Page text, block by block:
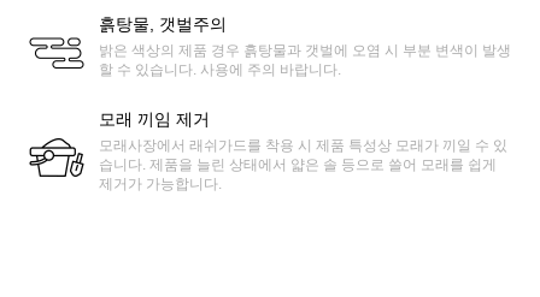
흙탕물, 갯벌주의
밝은 색상의 제품 경우 흙탕물과 갯벌에 오염 시 부분 변색이 발생
할 수 있습니다. 사용에 주의 바랍니다.
모래 끼임 제거
모래사장에서 래쉬가드를 착용 시 제품 특성상 모래가 끼일 수 있
습니다. 제품을 늘린 상태에서 얇은 솔 등으로 쓸어 모래를 쉽게
제거가 가능합니다.